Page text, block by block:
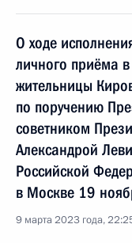
О ходе
личного приёма
жительницы
по поручению
советником
Александрой
Российской
в Москве 19
9 марта 2023 года,